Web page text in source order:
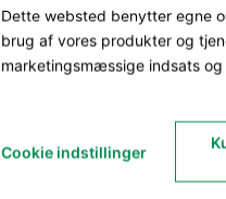
Dette websted benytter egne
brug af vores produkter og
marketingsmæssige indsats
Cookie indstillinger